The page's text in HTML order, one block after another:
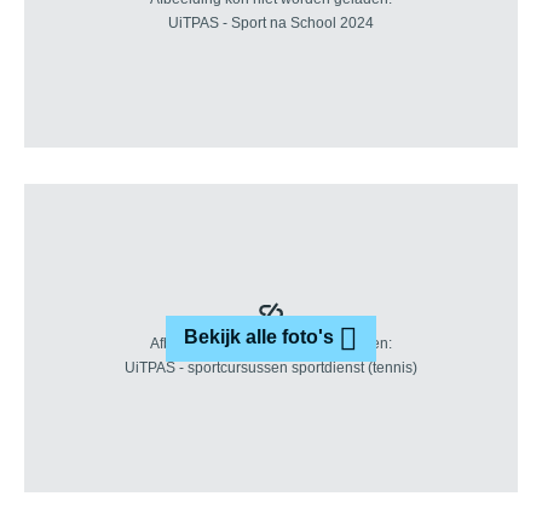
Bekijk alle foto's